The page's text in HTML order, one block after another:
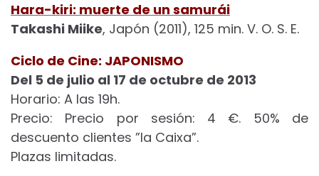
Hara-kiri: muerte de un samurái
Takashi Miike, Japón (2011), 125 min. V. O. S. E.
Ciclo de Cine: JAPONISMO
Del 5 de julio al 17 de octubre de 2013
Horario: A las 19h.
Precio: Precio por sesión: 4 €. 50% de
descuento clientes ”la Caixa”.
Plazas limitadas.